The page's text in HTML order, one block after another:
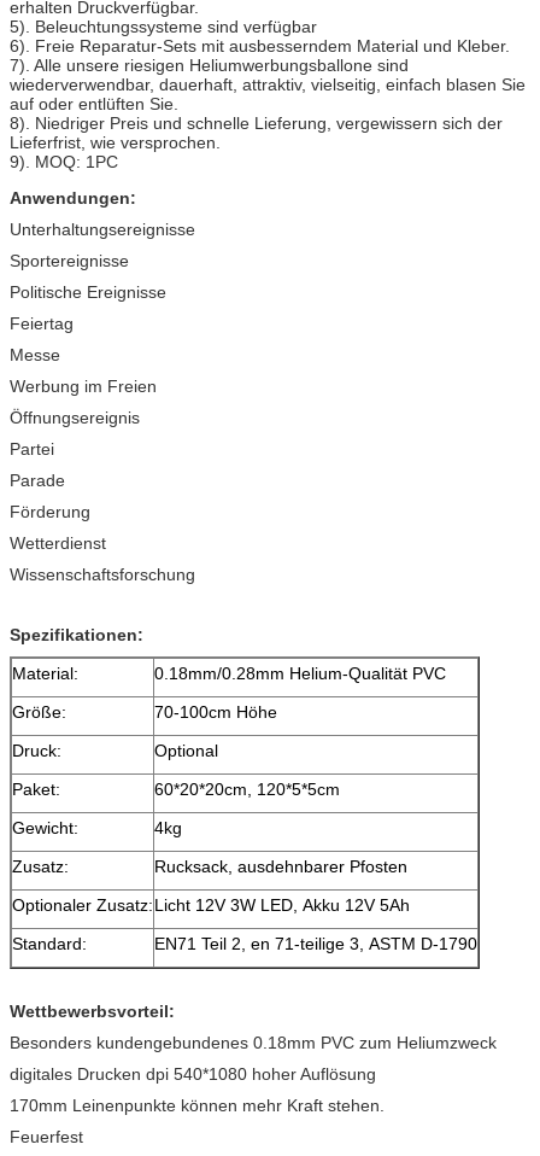
erhalten Druckverfügbar.
5). Beleuchtungssysteme sind verfügbar
6). Freie Reparatur-Sets mit ausbesserndem Material und Kleber.
7). Alle unsere riesigen Heliumwerbungsballone sind
wiederverwendbar, dauerhaft, attraktiv, vielseitig, einfach blasen Sie
auf oder entlüften Sie.
8). Niedriger Preis und schnelle Lieferung, vergewissern sich der
Lieferfrist, wie versprochen.
9). MOQ: 1PC
Anwendungen:
Unterhaltungsereignisse
Sportereignisse
Politische Ereignisse
Feiertag
Messe
Werbung im Freien
Öffnungsereignis
Partei
Parade
Förderung
Wetterdienst
Wissenschaftsforschung
Spezifikationen:
Material:
0.18mm/0.28mm Helium-Qualität PVC
Größe:
70-100cm Höhe
Druck:
Optional
Paket:
60*20*20cm, 120*5*5cm
Gewicht:
4kg
Zusatz:
Rucksack, ausdehnbarer Pfosten
Optionaler Zusatz:Licht 12V 3W LED, Akku 12V 5Ah
Standard:
EN71 Teil 2, en 71-teilige 3, ASTM D-1790
Wettbewerbsvorteil:
Besonders kundengebundenes 0.18mm PVC zum Heliumzweck
digitales Drucken dpi 540*1080 hoher Auflösung
170mm Leinenpunkte können mehr Kraft stehen.
Feuerfest